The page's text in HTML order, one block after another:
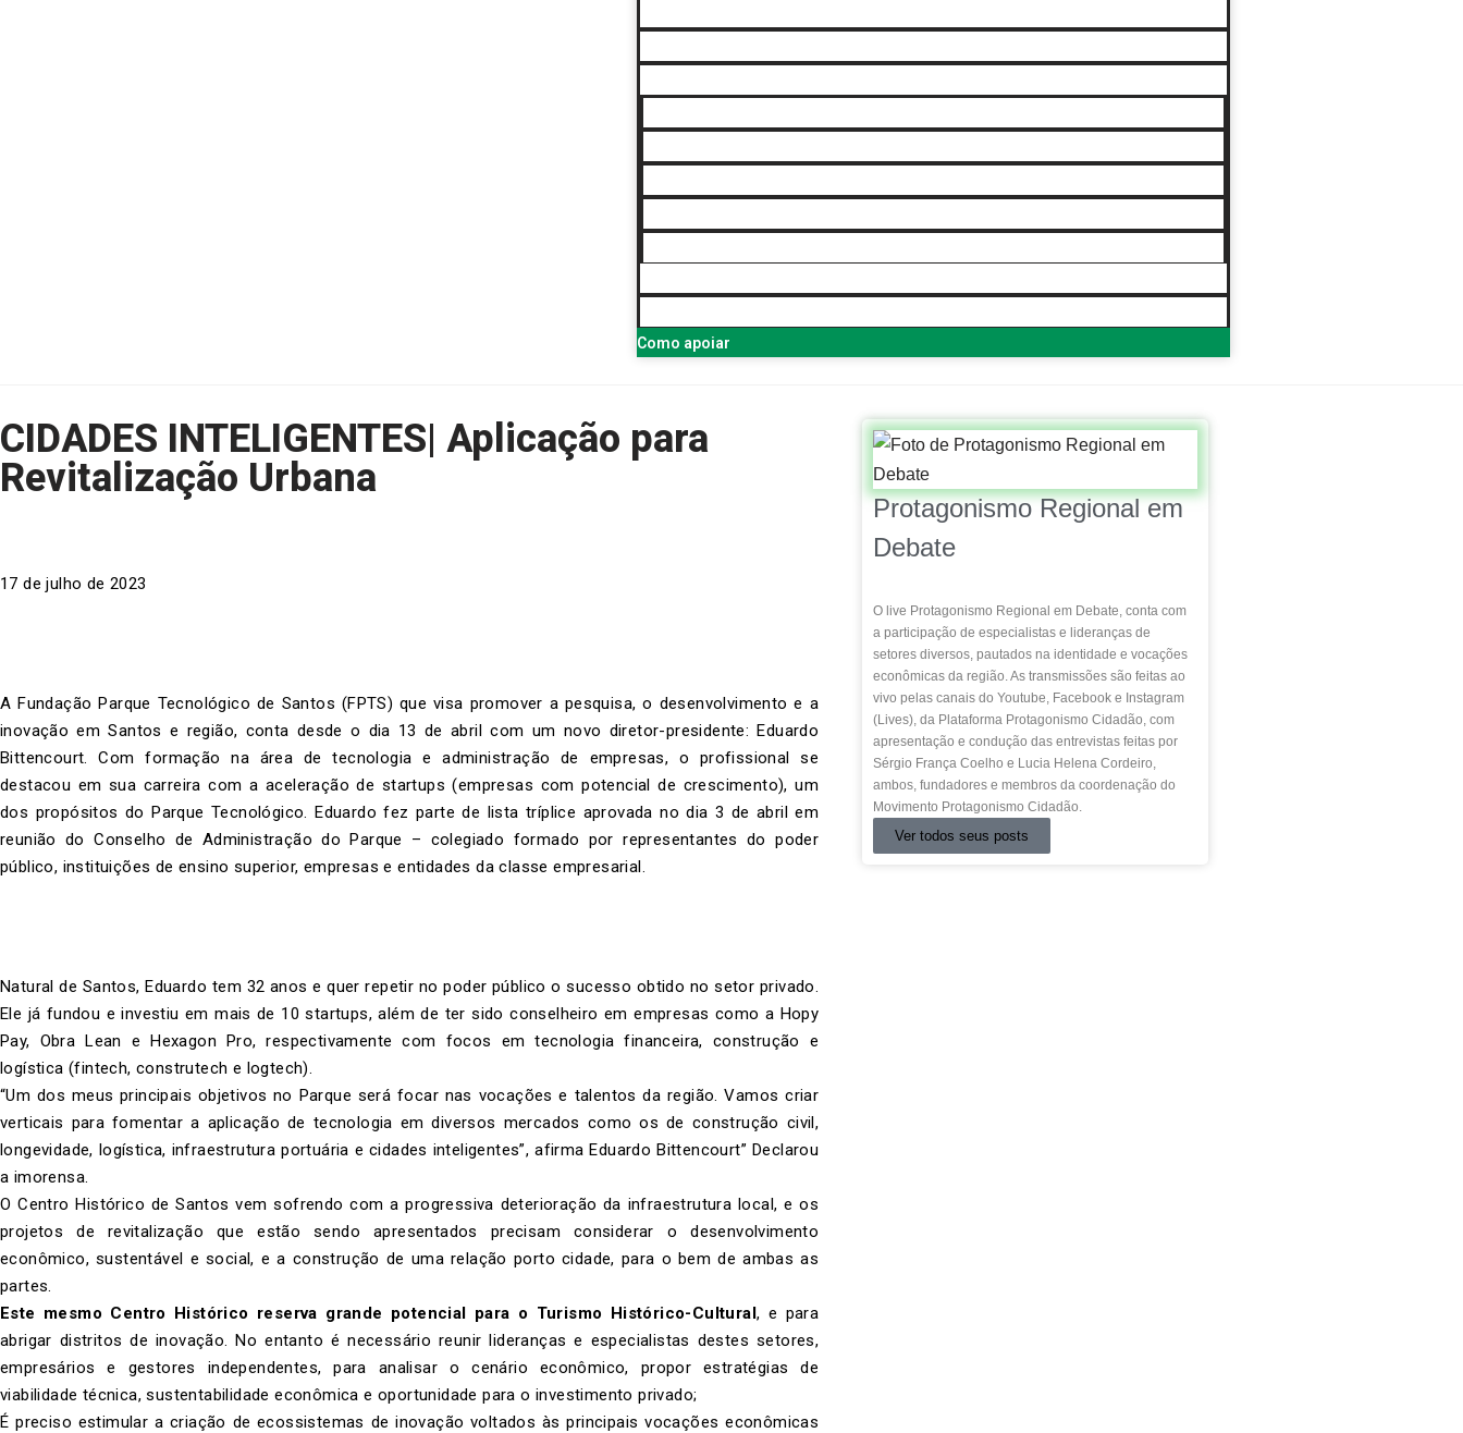
Como apoiar
CIDADES INTELIGENTES| Aplicação para
Revitalização Urbana
17 de julho de 2023
A Fundação Parque Tecnológico de Santos (FPTS) que visa promover a pesquisa, o desenvolvimento e a
inovação em Santos e região, conta desde o dia 13 de abril com um novo diretor-presidente: Eduardo
Bittencourt. Com formação na área de tecnologia e administração de empresas, o profissional se
destacou em sua carreira com a aceleração de startups (empresas com potencial de crescimento), um
dos propósitos do Parque Tecnológico. Eduardo fez parte de lista tríplice aprovada no dia 3 de abril em
reunião do Conselho de Administração do Parque – colegiado formado por representantes do poder
público, instituições de ensino superior, empresas e entidades da classe empresarial.
Natural de Santos, Eduardo tem 32 anos e quer repetir no poder público o sucesso obtido no setor privado.
Ele já fundou e investiu em mais de 10 startups, além de ter sido conselheiro em empresas como a Hopy
Pay, Obra Lean e Hexagon Pro, respectivamente com focos em tecnologia financeira, construção e
logística (fintech, construtech e logtech).
“Um dos meus principais objetivos no Parque será focar nas vocações e talentos da região. Vamos criar
verticais para fomentar a aplicação de tecnologia em diversos mercados como os de construção civil,
longevidade, logística, infraestrutura portuária e cidades inteligentes”, afirma Eduardo Bittencourt” Declarou
a imorensa.
O Centro Histórico de Santos vem sofrendo com a progressiva deterioração da infraestrutura local, e os
projetos de revitalização que estão sendo apresentados precisam considerar o desenvolvimento
econômico, sustentável e social, e a construção de uma relação porto cidade, para o bem de ambas as
partes.
Este mesmo Centro Histórico reserva grande potencial para o Turismo Histórico-Cultural, e para
abrigar distritos de inovação. No entanto é necessário reunir lideranças e especialistas destes setores,
empresários e gestores independentes, para analisar o cenário econômico, propor estratégias de
viabilidade técnica, sustentabilidade econômica e oportunidade para o investimento privado;
É preciso estimular a criação de ecossistemas de inovação voltados às principais vocações econômicas
Protagonismo Regional em
Debate
O live Protagonismo Regional em Debate, conta com
a participação de especialistas e lideranças de
setores diversos, pautados na identidade e vocações
econômicas da região. As transmissões são feitas ao
vivo pelas canais do Youtube, Facebook e Instagram
(Lives), da Plataforma Protagonismo Cidadão, com
apresentação e condução das entrevistas feitas por
Sérgio França Coelho e Lucia Helena Cordeiro,
ambos, fundadores e membros da coordenação do
Movimento Protagonismo Cidadão.
Ver todos seus posts